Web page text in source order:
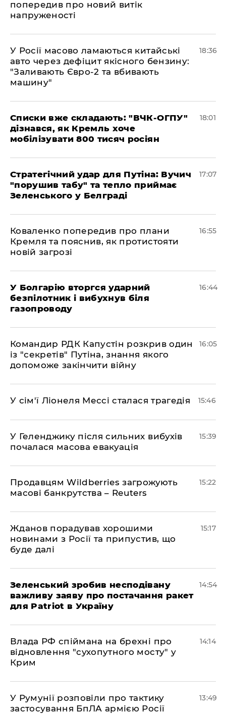
попередив про новий витік
напруженості
У Росії масово ламаються китайські
авто через дефіцит якісного бензину:
"Заливають Євро-2 та вбивають
машину"
18:36
Списки вже складають: "ВЧК-ОГПУ"
дізнався, як Кремль хоче
мобілізувати 800 тисяч росіян
18:01
Стратегічний удар для Путіна: Вучич
"порушив табу" та тепло приймає
Зеленського у Белграді
17:07
Коваленко попередив про плани
Кремля та пояснив, як протистояти
новій загрозі
16:55
У Болгарію вторгся ударний
безпілотник і вибухнув біля
газопроводу
16:44
Командир РДК Капустін розкрив один
із "секретів" Путіна, знання якого
допоможе закінчити війну
16:05
У сім'ї Ліонеля Мессі сталася трагедія 15:46
У Геленджику після сильних вибухів
почалася масова евакуація
15:39
Продавцям Wildberries загрожують
масові банкрутства – Reuters
15:22
Жданов порадував хорошими
новинами з Росії та припустив, що
буде далі
15:17
Зеленський зробив несподівану
важливу заяву про постачання ракет
для Patriot в Україну
14:54
Влада РФ спіймана на брехні про
відновлення "сухопутного мосту" у
Крим
14:14
У Румунії розповіли про тактику
застосування БпЛА армією Росії
13:49